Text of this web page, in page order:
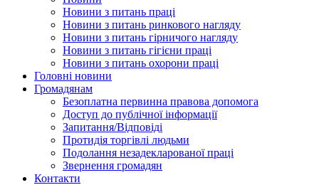
Новини з питань праці
Новини з питань ринкового нагляду
Новини з питань гірничого нагляду
Новини з питань гігієни праці
Новини з питань охорони праці
Головні новини
Громадянам
Безоплатна первинна правова допомога
Доступ до публічної інформації
Запитання/Відповіді
Протидія торгівлі людьми
Подолання незадекларованої праці
Звернення громадян
Контакти